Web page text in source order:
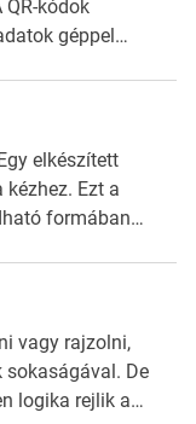
kódok
géppel
az URL-
a cég
a felhasználó
elkészített
Ezt a
formában
Minden
elkezdjük a
munka után
volna csinálni! […]
vagy rajzolni,
sokaságával. De
logika rejlik a